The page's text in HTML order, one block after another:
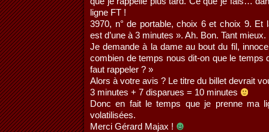
ligne FT !
3970, n° de portable, choix 6 et choix 9. Et
est d’une à 3 minutes ». Ah. Bon. Tant mieux.
Je demande à la dame au bout du fil,
combien de temps nous dit-on que le temps
faut rappeler ? »
Alors à votre avis ? Le titre du billet devrait
3 minutes + 7 disparues = 10 minutes
Donc en fait le temps que je prenne ma
volatilisées.
Merci Gérard Majax !